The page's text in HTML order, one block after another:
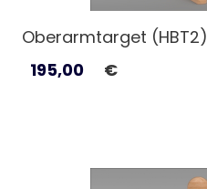
Oberarmtarget (HBT2)
195,00
€